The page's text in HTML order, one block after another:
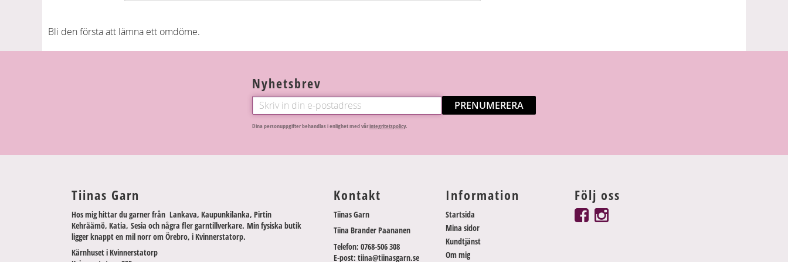
Bli den första att lämna ett omdöme.
Nyhetsbrev
PRENUMERERA
Dina personuppgifter behandlas i enlighet med vårintegritetspolicy.
Tiinas Garn
Hos mig hittar du garner från Lankava, Kaupunkilanka, Pirtin
Kehräämö, Katia, Sesia och några fler garntillverkare. Min fysiska butik
ligger knappt en mil norr om Örebro, i Kvinnerstatorp.
Kärnhuset i Kvinnerstatorp
Kontakt
Tiinas Garn
Tiina Brander Paananen
Telefon: 0768-506 308
E-post: tiina@tiinasgarn.se
Information
Startsida
Mina sidor
Kundtjänst
Om mig
Följ oss